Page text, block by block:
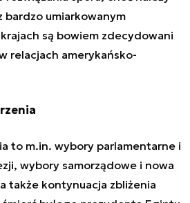
bardzo umiarkowanym
są bowiem zdecydowani
relacjach amerykańsko-
to m.in. wybory parlamentarne i
wybory samorządowe i nowa
także kontynuacja zbliżenia